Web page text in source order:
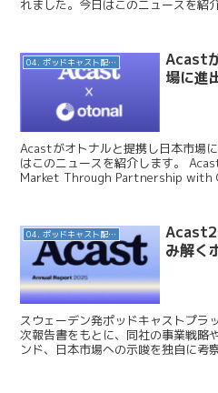
れました。今日はこのニュースを紹
04. ポッドキャスト配信・制作等
Acast
場に進
Acastがオトナルと提携し日本市場
はこのニュースを紹介します。
Market Through Partnership with
04. ポッドキャスト配信・制作等
み解く
スウェーデン発ポッドキャストプ
次報告書をもとに、同社の事業戦略
ンド、日本市場への示唆を独自に考